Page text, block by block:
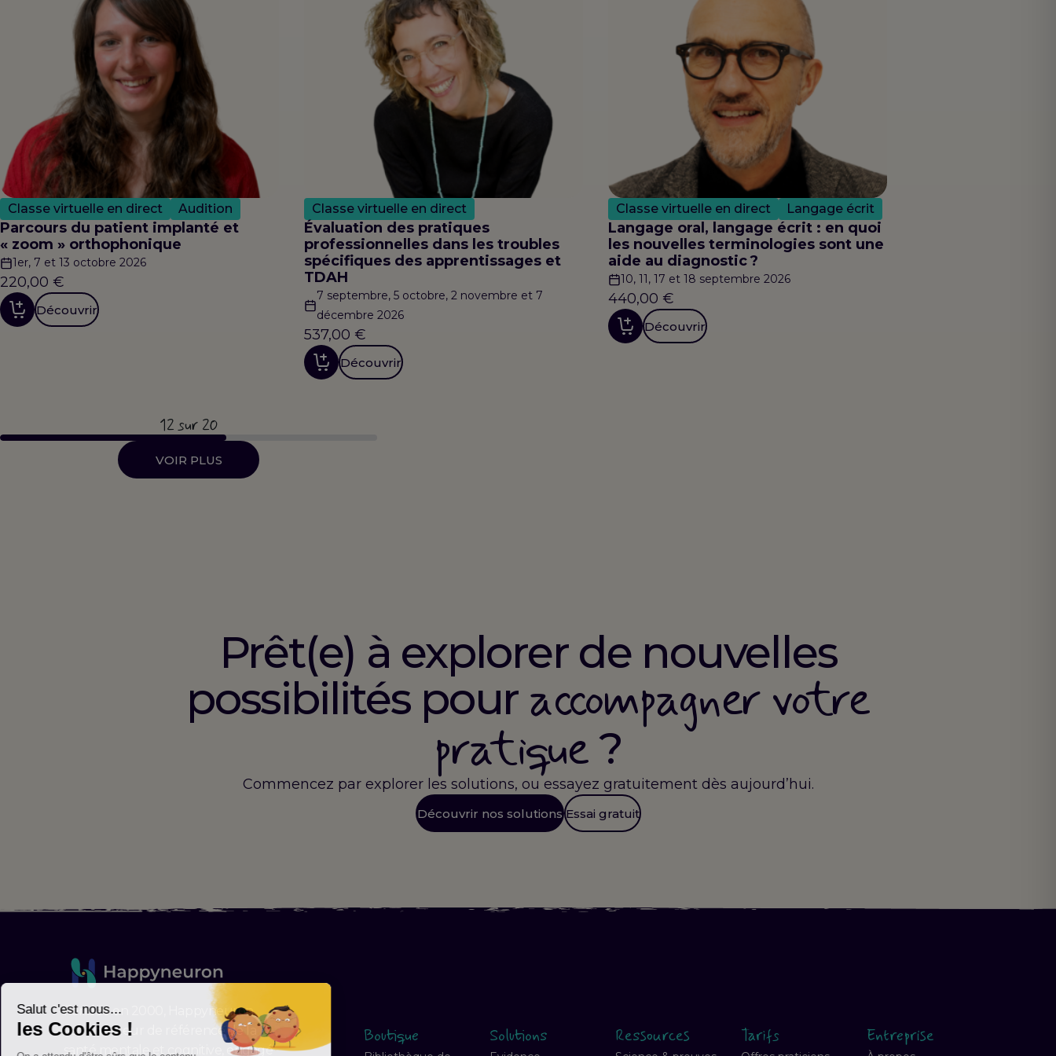
Classe virtuelle en direct Audition
Parcours du patient implanté et
« zoom » orthophonique
1er, 7 et 13 octobre 2026
220,00 €
Découvrir
Classe virtuelle en direct
Évaluation des pratiques
professionnelles dans les troubles
spécifiques des apprentissages et
TDAH
7 septembre, 5 octobre, 2 novembre et 7
décembre 2026
537,00 €
Découvrir
Classe virtuelle en direct Langage écrit
Langage oral, langage écrit : en quoi
les nouvelles terminologies sont une
aide au diagnostic ?
10, 11, 17 et 18 septembre 2026
440,00 €
Découvrir
12sur 20
VOIR PLUS
Prêt(e) à explorer de nouvelles
possibilités pour accompagner votre
pratique ?
Commencez par explorer les solutions, ou essayez gratuitement dès aujourd’hui.
Découvrir nos solutions Essai gratuit
Fondée en 2000, Happyneuron
est un acteur de référence de la
santé mentale et cognitive, engagé
Boutique Solutions Ressources Tarifs Entreprise